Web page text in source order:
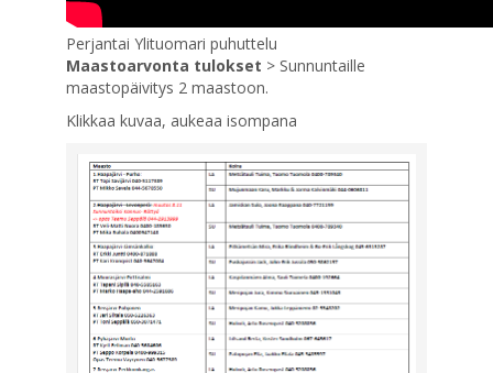
Perjantai Ylituomari puhuttelu
Maastoarvonta tulokset > Sunnuntaille
maastopäivitys 2 maastoon.
Klikkaa kuvaa, aukeaa isompana